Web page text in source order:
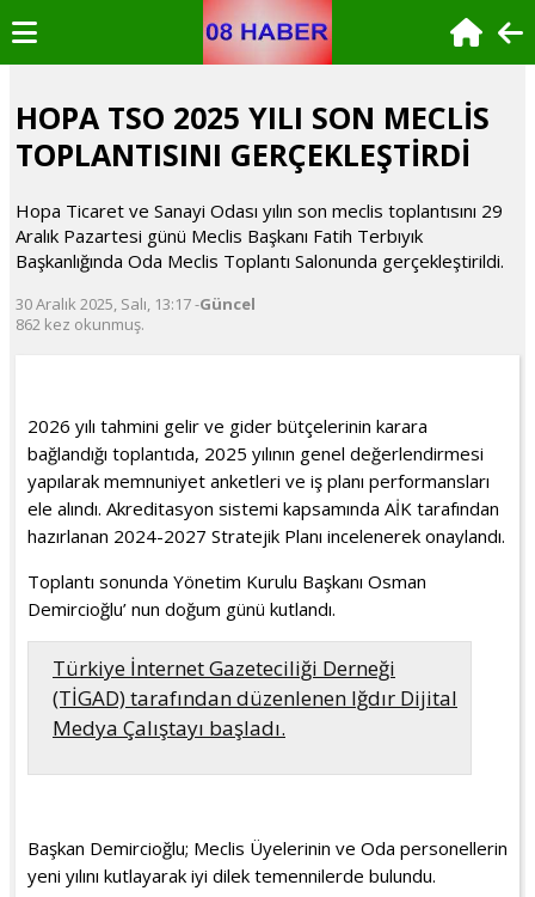
HOPA TSO 2025 YILI SON MECLİS
TOPLANTISINI GERÇEKLEŞTİRDİ
Hopa Ticaret ve Sanayi Odası yılın son meclis toplantısını 29
Aralık Pazartesi günü Meclis Başkanı Fatih Terbıyık
Başkanlığında Oda Meclis Toplantı Salonunda gerçekleştirildi.
30 Aralık 2025, Salı, 13:17 -Güncel
862 kez okunmuş.
2026 yılı tahmini gelir ve gider bütçelerinin karara
bağlandığı toplantıda, 2025 yılının genel değerlendirmesi
yapılarak memnuniyet anketleri ve iş planı performansları
ele alındı. Akreditasyon sistemi kapsamında AİK tarafından
hazırlanan 2024-2027 Stratejik Planı incelenerek onaylandı.
Toplantı sonunda Yönetim Kurulu Başkanı Osman
Demircioğlu’ nun doğum günü kutlandı.
Türkiye İnternet Gazeteciliği Derneği
(TİGAD) tarafından düzenlenen Iğdır Dijital
Medya Çalıştayı başladı.
Başkan Demircioğlu; Meclis Üyelerinin ve Oda personellerin
yeni yılını kutlayarak iyi dilek temennilerde bulundu.